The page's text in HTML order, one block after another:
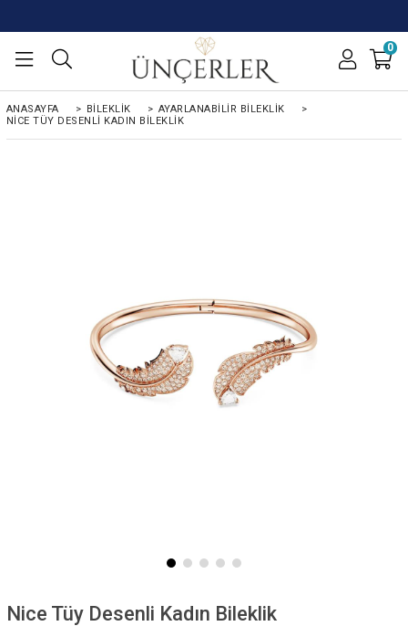
0
ANASAYFA > BILEKLIK > AYARLANABILIR BILEKLIK
>
NICE TÜY DESENLI KADIN BILEKLIK
Nice Tüy Desenli Kadın Bileklik